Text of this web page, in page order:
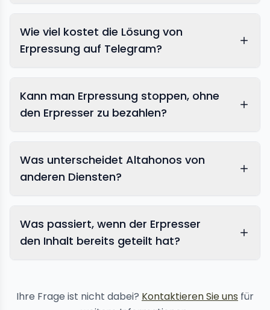
Wie viel kostet die Lösung von
Erpressung auf Telegram?
Kann man Erpressung stoppen, ohne
den Erpresser zu bezahlen?
Was unterscheidet Altahonos von
anderen Diensten?
Was passiert, wenn der Erpresser
den Inhalt bereits geteilt hat?
Ihre Frage ist nicht dabei? Kontaktieren Sie uns für